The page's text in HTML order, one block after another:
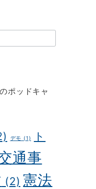
ポッドキャ
デモ (1)
ト
通事
(2) 憲法